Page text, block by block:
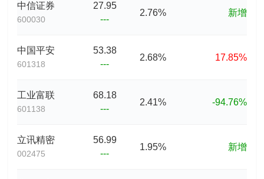
中信证券
600030
27.95
---
2.76% 新增
中国平安
601318
53.38
---
2.68% 17.85%
工业富联
601138
68.18
---
2.41% -94.76%
立讯精密
002475
56.99
---
1.95% 新增